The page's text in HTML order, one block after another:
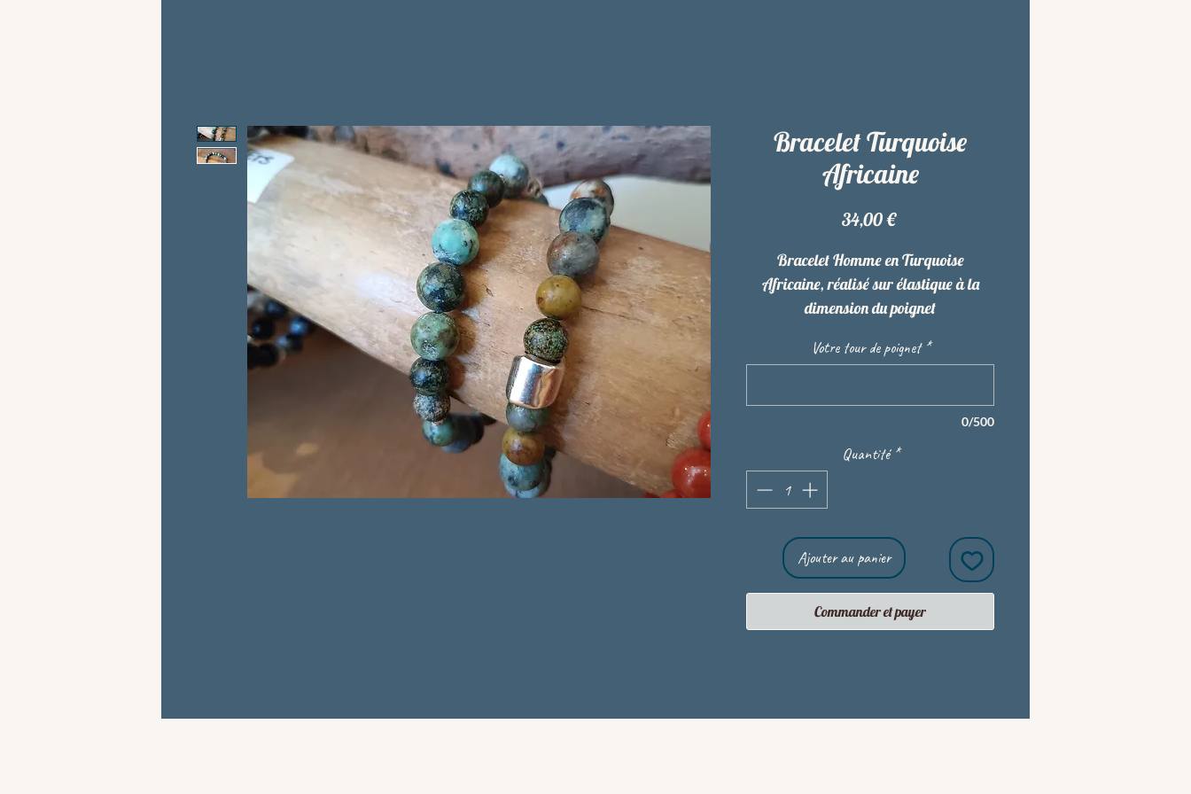
Bracelet Turquoise
Africaine
34,00 €Prix
Bracelet Homme en Turquoise
Africaine, réalisé sur élastique à la
dimension du poignet
Votre tour de poignet *
0/500
Quantité *
Ajouter au panier
Commander et payer